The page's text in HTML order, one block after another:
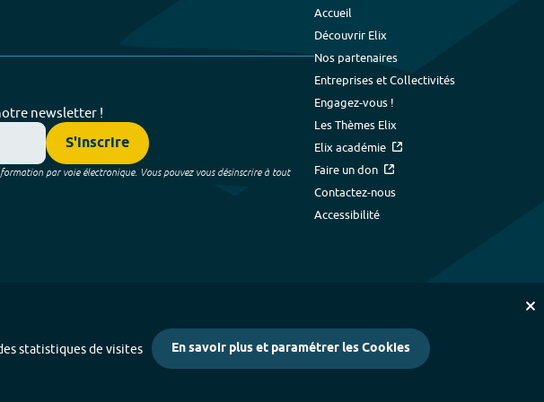
newsletter !
S'inscrire
par voie électronique. Vous pouvez vous désinscrire à tout
Accueil
Découvrir Elix
Nos partenaires
Entreprises et Collectivités
Engagez-vous !
Les Thèmes Elix
Elix académie
Faire un don
Contactez-nous
Accessibilité
statistiques de visites En savoir plus et paramétrer les Cookies